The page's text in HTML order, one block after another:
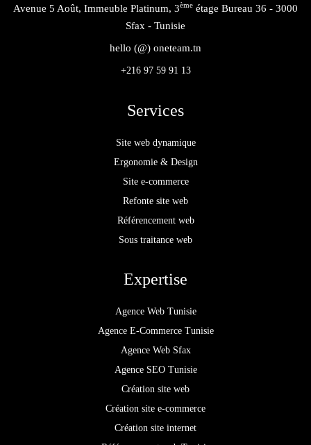
Avenue 5 Août, Immeuble Platinum, 3ème étage Bureau 36 - 3000
Sfax - Tunisie
hello (@) oneteam.tn
+216 97 59 91 13
Services
Site web dynamique
Ergonomie & Design
Site e-commerce
Refonte site web
Référencement web
Sous traitance web
Expertise
Agence Web Tunisie
Agence E-Commerce Tunisie
Agence Web Sfax
Agence SEO Tunisie
Création site web
Création site e-commerce
Création site internet